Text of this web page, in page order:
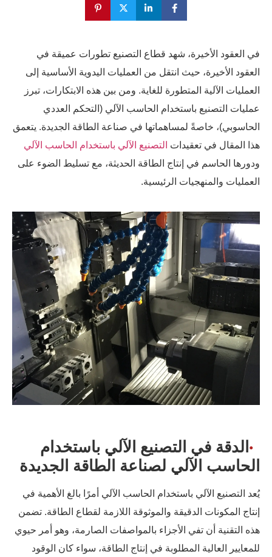
في العقود الأخيرة، شهد قطاع التصنيع تطورات عميقة في
العقود الأخيرة، حيث انتقل من العمليات اليدوية الأساسية إلى
العمليات الآلية المتطورة للغاية. ومن بين هذه الابتكارات، تبرز
عمليات التصنيع باستخدام الحاسب الآلي (التحكم العددي
الحاسوبي)، خاصةً لمساهماتها في صناعة الطاقة الجديدة. يتعمق
هذا المقال في تعقيداتالتصنيع الآلي باستخدام الحاسب الآلي
ودورها الحاسم في إنتاج الطاقة الحديثة، مع تسليط الضوء على
العمليات والمنهجيات الرئيسية.
الدقة في التصنيع الآلي باستخدام
الحاسب الآلي لصناعة الطاقة الجديدة
يُعد التصنيع الآلي باستخدام الحاسب الآلي أمرًا بالغ الأهمية في
إنتاج المكونات الدقيقة والموثوقة اللازمة لقطاع الطاقة. تضمن
هذه التقنية أن تفي الأجزاء بالمواصفات الصارمة، وهو أمر حيوي
للمعايير العالية المطلوبة في إنتاج الطاقة، سواء كان الوقود